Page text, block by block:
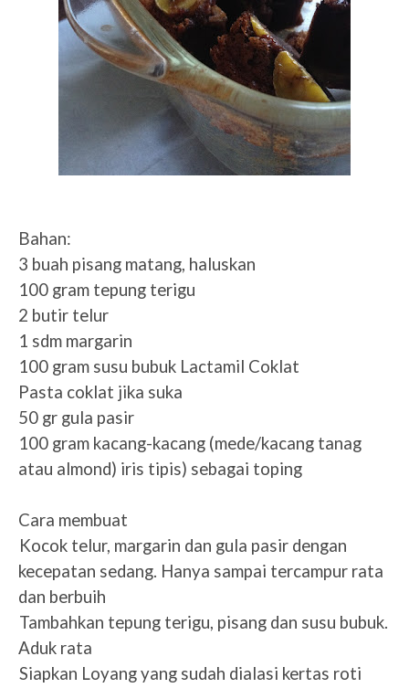
Bahan:
3 buah pisang matang, haluskan
100 gram tepung terigu
2 butir telur
1 sdm margarin
100 gram susu bubuk Lactamil Coklat
Pasta coklat jika suka
50 gr gula pasir
100 gram kacang-kacang (mede/kacang tanag
atau almond) iris tipis) sebagai toping
Cara membuat
Kocok telur, margarin dan gula pasir dengan
kecepatan sedang. Hanya sampai tercampur rata
dan berbuih
Tambahkan tepung terigu, pisang dan susu bubuk.
Aduk rata
Siapkan Loyang yang sudah dialasi kertas roti